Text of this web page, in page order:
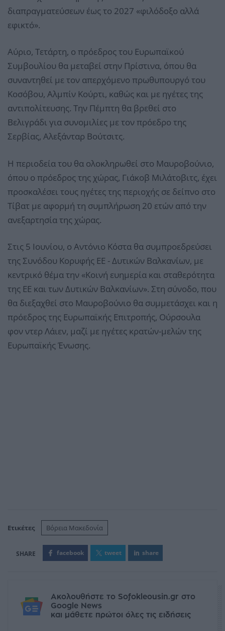
διαπραγματεύσεων έως το 2027 «φιλόδοξο αλλά
εφικτό».
Αύριο, Τετάρτη, ο πρόεδρος του Ευρωπαϊκού
Συμβουλίου θα μεταβεί στην Πρίστινα, όπου θα
συναντηθεί με τον απερχόμενο πρωθυπουργό του
Κοσόβου, Αλμπίν Κούρτι, καθώς και με ηγέτες της
αντιπολίτευσης. Την Πέμπτη θα βρεθεί στο
Βελιγράδι για συνομιλίες με τον πρόεδρο της
Σερβίας, Αλεξάνταρ Βούτσιτς.
Η περιοδεία του θα ολοκληρωθεί στο Μαυροβούνιο,
όπου ο πρόεδρος της χώρας, Γιάκοβ Μιλάτοβιτς, έχει
προσκαλέσει τους ηγέτες της περιοχής σε δείπνο στο
Τίβατ με αφορμή τη συμπλήρωση 20 ετών από την
ανεξαρτησία της χώρας.
Στις 5 Ιουνίου, ο Αντόνιο Κόστα θα συμπροεδρεύσει
της Συνόδου Κορυφής ΕΕ - Δυτικών Βαλκανίων, με
κεντρικό θέμα την «Κοινή ευημερία και σταθερότητα
της ΕΕ και των Δυτικών Βαλκανίων». Στη σύνοδο, που
θα διεξαχθεί στο Μαυροβούνιο θα συμμετάσχει και η
πρόεδρος της Ευρωπαϊκής Επιτροπής, Ούρσουλα
φον ντερ Λάιεν, μαζί με ηγέτες κρατών-μελών της
Ευρωπαϊκής Ένωσης.
Ετικέτες Βόρεια Μακεδονία
facebook tweet share
Ακολουθήστε το Sofokleousin.gr στο
Google News
και μάθετε πρώτοι όλες τις ειδήσεις